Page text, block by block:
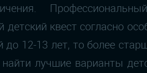
квест согласно
до 12-13 лет, то более
лучшие варианты